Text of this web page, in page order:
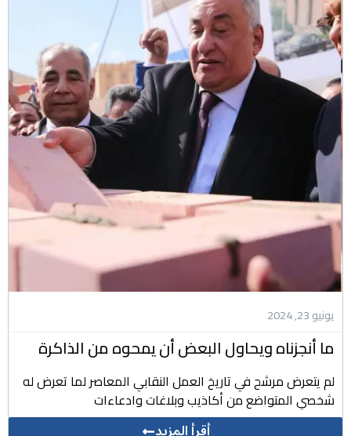
يونيو 23, 2024
ما أنجزناه ويحاول البعض أن يمحوه من الذاكرة
لم يتعرض مرشح في تاريخ العمل النقابي المعاصر لما تعرض له
شخصي المتواضع من أكاذيب وبلاغات وادعاءات